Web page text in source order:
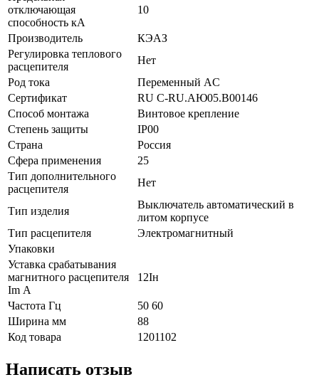
отключающая
способность кA
10
Производитель
КЭАЗ
Регулировка теплового
расцепителя
Нет
Род тока
Переменный AC
Сертификат
RU C-RU.АЮ05.B00146
Способ монтажа
Винтовое крепление
Степень защиты
IP00
Страна
Россия
Сфера применения
25
Тип дополнительного
расцепителя
Нет
Тип изделия
Выключатель автоматический в
литом корпусе
Тип расцепителя
Электромагнитный
Упаковки
Уставка срабатывания
магнитного расцепителя
Im А
12Iн
Частота Гц
50 60
Ширина мм
88
Код товара
1201102
Написать отзыв